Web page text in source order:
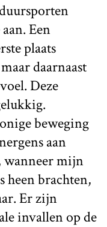
Een
plaats
daarnaast
Deze
beweging
aan
wanneer mijn
heen brachten,
Er zijn
invallen op de